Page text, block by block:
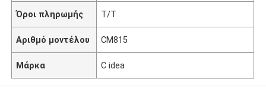
Όροι πληρωμής Τ/Τ
Αριθμό μοντέλου CM815
Μάρκα C idea